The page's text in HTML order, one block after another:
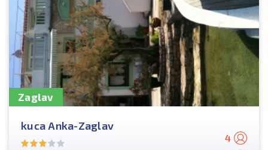
Zaglav
kuca Anka-Zaglav
4